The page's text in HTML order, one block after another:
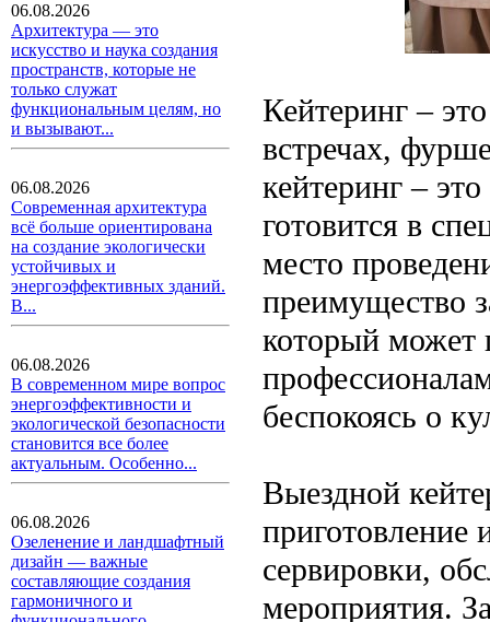
06.08.2026
Архитектура — это
искусство и наука создания
пространств, которые не
только служат
функциональным целям, но
и вызывают...
06.08.2026
Современная архитектура
всё больше ориентирована
на создание экологически
устойчивых и
энергоэффективных зданий.
В...
06.08.2026
В современном мире вопрос
энергоэффективности и
экологической безопасности
становится все более
актуальным. Особенно...
06.08.2026
Озеленение и ландшафтный
дизайн — важные
составляющие создания
гармоничного и
Кейтеринг –
встречах,
кейтеринг –
готовится в
место
преимущество
который может
беспокоясь о
Выездной
приготовление
сервировки,
мероприятия.